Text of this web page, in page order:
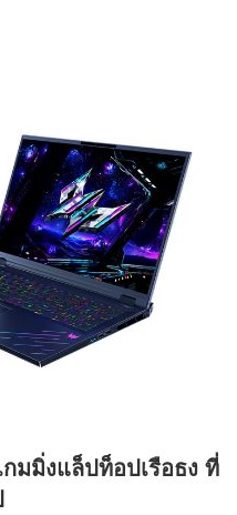
มมิ่งแล็ปท็อปเรือธง ที่